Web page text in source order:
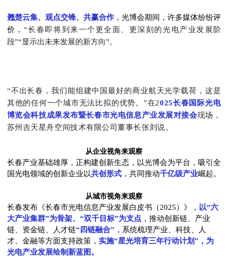
翘楚云集、观点交锋、共赢合作 ，光博会期间，许多媒体纷纷评
价， “长春即将到来一个更全面、更深刻的光电产业发展阶
段”“显示出未来发展的新方向”。
“不出长春，我们能组建中国最好的商业航天光学载荷，这是
其他的任何一个城市无法比拟的优势。”在2025长春国际光电
博览会科技成果发布暨长春市光电信息产业发展对接会现场，
苏州吉天星舟空间技术有限公司董事长张刘说。
从企业视角来观察
长春产业基础雄厚，正构建创新生态，以光博会为平台，吸引全
国光电领域的创新企业以共创形式，共同推动千亿级产业崛起。
从城市视角来观察
长春发布《长春市光电信息产业发展白皮书（2025）》， 以“六
大产业集群”为骨架、“双千目标”为支点，推动创新链、产业
链、资金链、人才链“四链融合” ，系统梳理产业、科技、人
才、金融等方面支持政策， 实施“星光培育三年行动计划”，为
光电产业发展绘制新蓝图。